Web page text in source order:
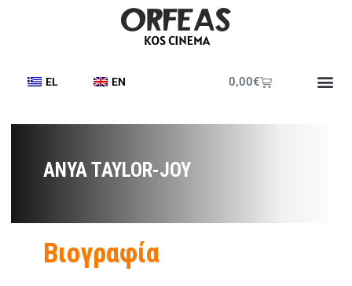
EL EN 0,00€
ANYA TAYLOR-JOY
Βιογραφία